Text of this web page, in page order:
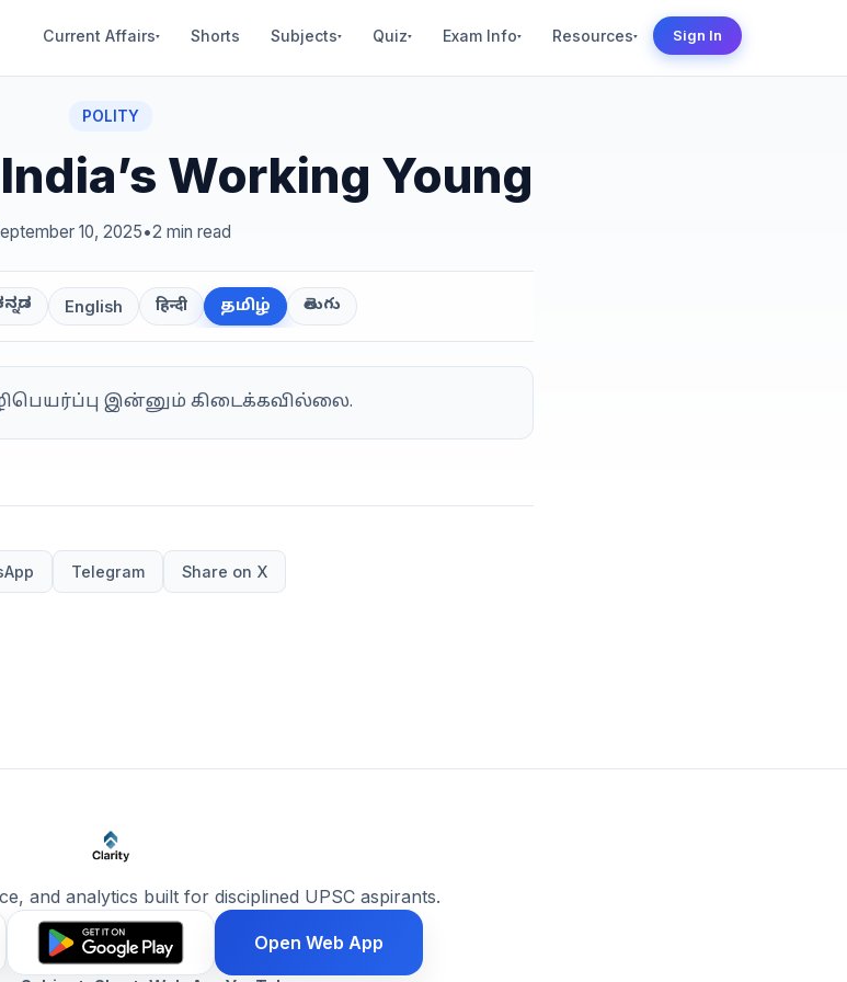
Current Affairs▾ Shorts Subjects▾ Quiz▾ Exam Info▾ Resources▾ Sign In
POLITY
Working Young
10, 2025•2 min read
English हिन्दी தமிழ் తెలుగు
இன்னும் கிடைக்கவில்லை.
Telegram Share on X
and analytics built for disciplined UPSC aspirants.
Open Web App